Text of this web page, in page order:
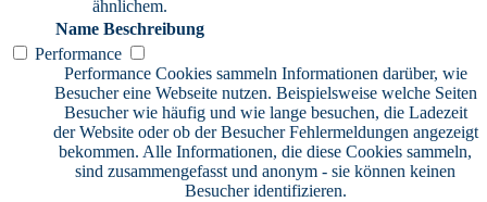
ähnlichem.
Name Beschreibung
Performance
Performance Cookies sammeln Informationen darüber, wie
Besucher eine Webseite nutzen. Beispielsweise welche Seiten
Besucher wie häufig und wie lange besuchen, die Ladezeit
der Website oder ob der Besucher Fehlermeldungen angezeigt
bekommen. Alle Informationen, die diese Cookies sammeln,
sind zusammengefasst und anonym - sie können keinen
Besucher identifizieren.